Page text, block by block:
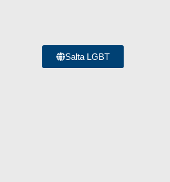
Salta LGBT